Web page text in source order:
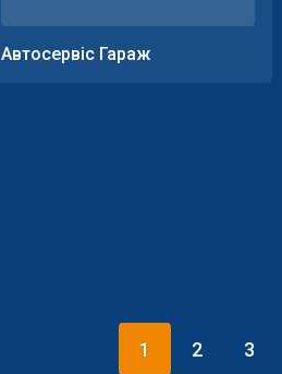
Автосервіс Гараж
1 2 3